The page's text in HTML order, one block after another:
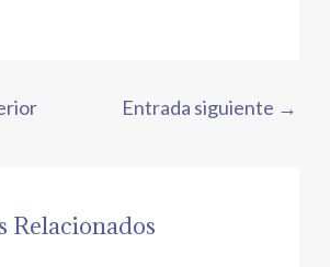
Entrada siguiente →
Relacionados